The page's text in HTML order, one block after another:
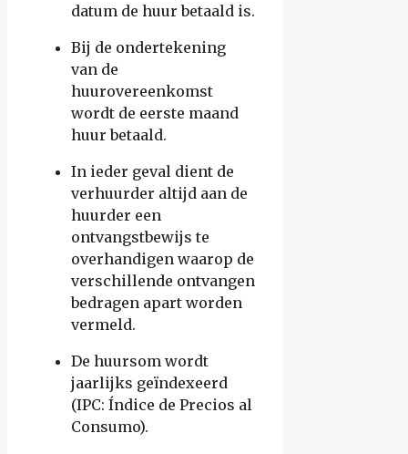
datum de huur betaald is.
Bij de ondertekening
van de
huurovereenkomst
wordt de eerste maand
huur betaald.
In ieder geval dient de
verhuurder altijd aan de
huurder een
ontvangstbewijs te
overhandigen waarop de
verschillende ontvangen
bedragen apart worden
vermeld.
De huursom wordt
jaarlijks geïndexeerd
(IPC: Índice de Precios al
Consumo).